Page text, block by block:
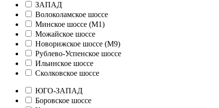
ЗАПАД
Волоколамское шоссе
Минское шоссе (М1)
Можайское шоссе
Новорижское шоссе (М9)
Рублево-Успенское шоссе
Ильинское шоссе
Сколковское шоссе
ЮГО-ЗАПАД
Боровское шоссе